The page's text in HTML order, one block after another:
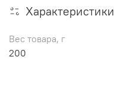
Характеристики
Вес товара, г
200